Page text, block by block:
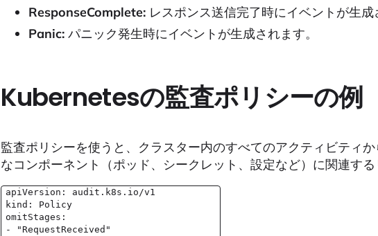
ResponseComplete:レスポンス送信完了時にイベントが生成
Panic:パニック発生時にイベントが生成されます。
Kubernetesの監査ポリシーの例
監査ポリシーを使うと、クラスター内のすべてのアクティビティ
なコンポーネント（ポッド、シークレット、設定など）に関連す
apiVersion: audit.k8s.io/v1
kind: Policy
omitStages:
- "RequestReceived"